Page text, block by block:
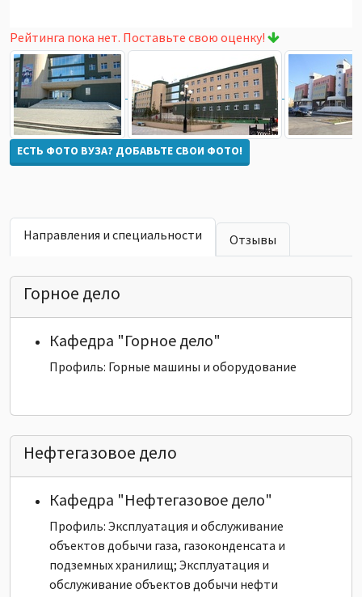
Рейтинга пока нет. Поставьте свою оценку!
ЕСТЬ ФОТО ВУЗА? ДОБАВЬТЕ СВОИ ФОТО!
Направления и специальности Отзывы
Горное дело
Кафедра "Горное дело"
Профиль: Горные машины и оборудование
Нефтегазовое дело
Кафедра "Нефтегазовое дело"
Профиль: Эксплуатация и обслуживание
объектов добычи газа, газоконденсата и
подземных хранилищ; Эксплуатация и
обслуживание объектов добычи нефти